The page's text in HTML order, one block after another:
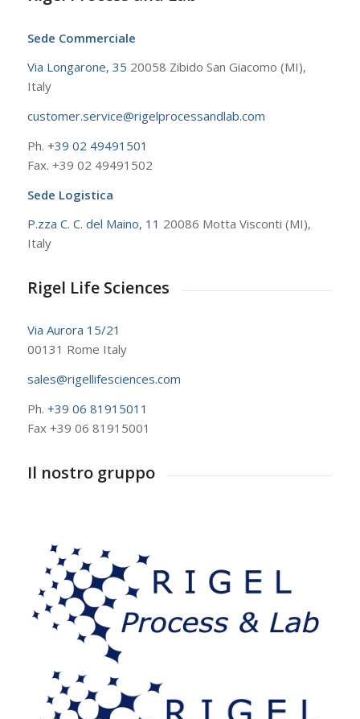
Sede Commerciale
Via Longarone, 35 20058 Zibido San Giacomo (MI),
Italy
customer.service@rigelprocessandlab.com
Ph. +39 02 49491501
Fax. +39 02 49491502
Sede Logistica
P.zza C. C. del Maino, 11 20086 Motta Visconti (MI),
Italy
Rigel Life Sciences
Via Aurora 15/21
00131 Rome Italy
sales@rigellifesciences.com
Ph. +39 06 81915011
Fax +39 06 81915001
Il nostro gruppo